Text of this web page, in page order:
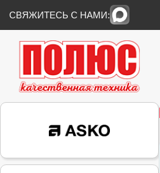
СВЯЖИТЕСЬ С НАМИ: